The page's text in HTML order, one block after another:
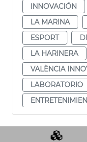
INNOVACIÓN
LA MARINA
ESPORT
LA HARINERA
VALÈNCIA
LABORATORIO